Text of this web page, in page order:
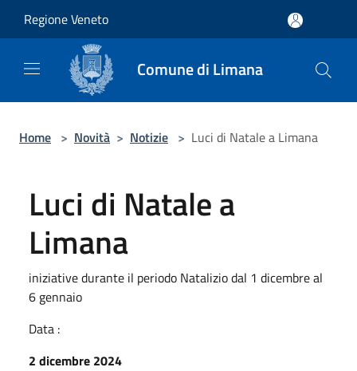
Regione Veneto
Comune di Limana
Home > Novità > Notizie > Luci di Natale a Limana
Luci di Natale a
Limana
iniziative durante il periodo Natalizio dal 1 dicembre al
6 gennaio
Data :
2 dicembre 2024